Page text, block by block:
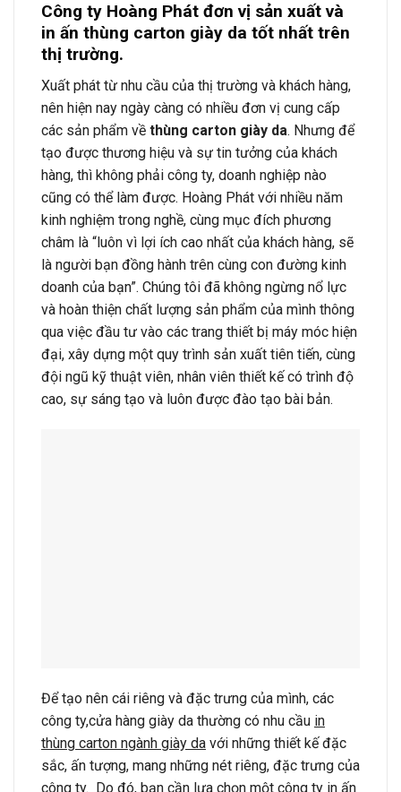
Công ty Hoàng Phát đơn vị sản xuất và
in ấn thùng carton giày da tốt nhất trên
thị trường.
Xuất phát từ nhu cầu của thị trường và khách hàng,
nên hiện nay ngày càng có nhiều đơn vị cung cấp
các sản phẩm về thùng carton giày da. Nhưng để
tạo được thương hiệu và sự tin tưởng của khách
hàng, thì không phải công ty, doanh nghiệp nào
cũng có thể làm được. Hoàng Phát với nhiều năm
kinh nghiệm trong nghề, cùng mục đích phương
châm là “luôn vì lợi ích cao nhất của khách hàng, sẽ
là người bạn đồng hành trên cùng con đường kinh
doanh của bạn”. Chúng tôi đã không ngừng nổ lực
và hoàn thiện chất lượng sản phẩm của mình thông
qua việc đầu tư vào các trang thiết bị máy móc hiện
đại, xây dựng một quy trình sản xuất tiên tiến, cùng
đội ngũ kỹ thuật viên, nhân viên thiết kế có trình độ
cao, sự sáng tạo và luôn được đào tạo bài bản.
Để tạo nên cái riêng và đặc trưng của mình, các
công ty,cửa hàng giày da thường có nhu cầu in
thùng carton ngành giày da với những thiết kế đặc
sắc, ấn tượng, mang những nét riêng, đặc trưng của
công ty. Do đó, bạn cần lựa chọn một công ty in ấn